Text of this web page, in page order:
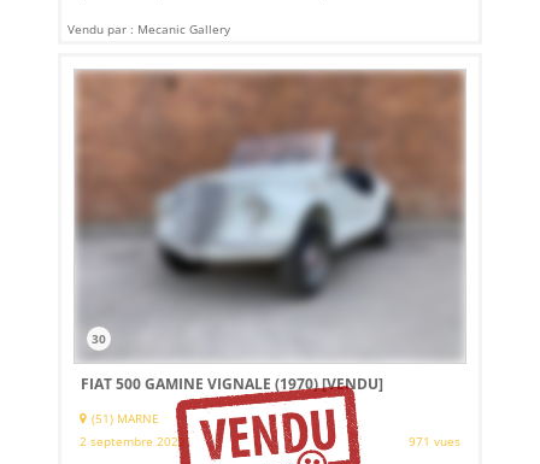
Vendu par : Mecanic Gallery
30
FIAT 500 GAMINE VIGNALE (1970)[VENDU]
(51) MARNE
2 septembre 2022
971 vues